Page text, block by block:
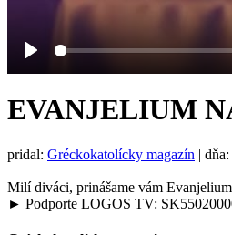
Play
EVANJELIUM
pridal: Gréckokatolícky magazín |
Milí diváci, prinášame vám Evanjelium
► Podporte LOGOS TV: